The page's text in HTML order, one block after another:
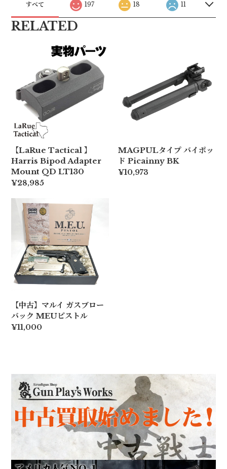
すべて 197 18 11
RELATED
【LaRue Tactical 】
Harris Bipod Adapter
Mount QD LT130
¥28,985
MAGPULタイプ バイポッ
ド Picainny BK
¥10,973
【中古】マルイ ガスブロー
バック MEUピストル
¥11,000